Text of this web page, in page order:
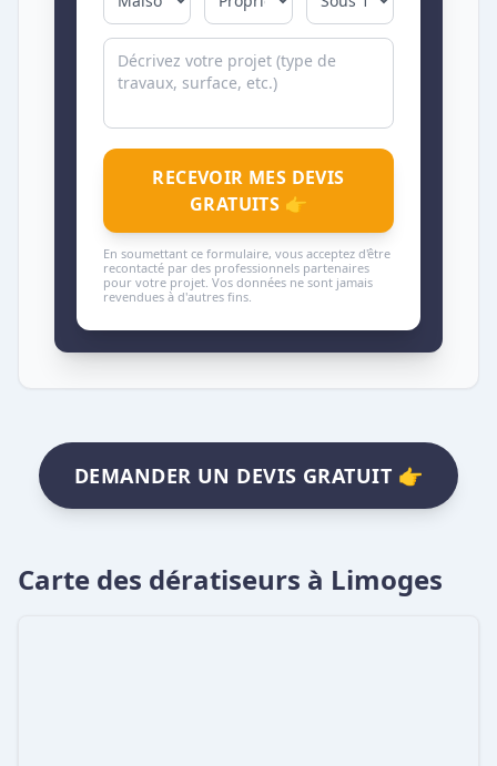
RECEVOIR MES DEVIS
GRATUITS 👉
En soumettant ce formulaire, vous acceptez d'être
recontacté par des professionnels partenaires
pour votre projet. Vos données ne sont jamais
revendues à d'autres fins.
DEMANDER UN DEVIS GRATUIT 👉
Carte des dératiseurs à Limoges